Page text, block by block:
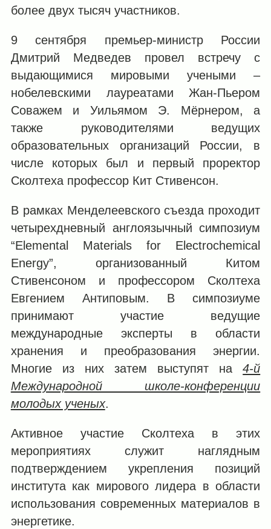
более двух тысяч участников.
9 сентября премьер-министр России
Дмитрий Медведев провел встречу с
выдающимися мировыми учеными ‒
нобелевскими лауреатами Жан-Пьером
Соважем и Уильямом Э. Мёрнером, а
также руководителями ведущих
образовательных организаций России, в
числе которых был и первый проректор
Сколтеха профессор Кит Стивенсон.
В рамках Менделеевского съезда проходит
четырехдневный англоязычный симпозиум
“Elemental Materials for Electrochemical
Energy”, организованный Китом
Стивенсоном и профессором Сколтеха
Евгением Антиповым. В симпозиуме
принимают участие ведущие
международные эксперты в области
хранения и преобразования энергии.
Многие из них затем выступят на4-й
Международной школе-конференции
молодых ученых.
Активное участие Сколтеха в этих
мероприятиях служит наглядным
подтверждением укрепления позиций
института как мирового лидера в области
использования современных материалов в
энергетике.